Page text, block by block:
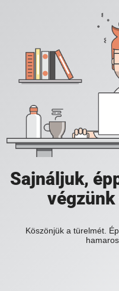
Sajnáljuk,
végzünk
Köszönjük a türelmét.